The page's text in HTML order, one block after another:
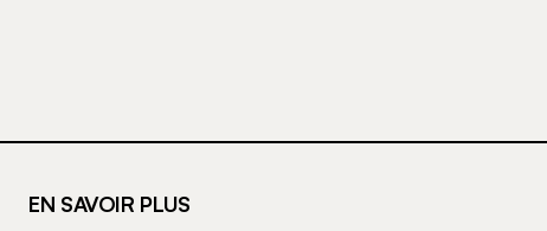
EN SAVOIR PLUS